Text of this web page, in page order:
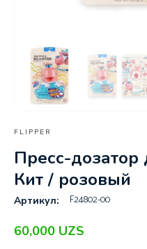
FLIPPER
Пресс-дозатор
Кит / розовый
Артикул: F24802-00
60,000 UZS